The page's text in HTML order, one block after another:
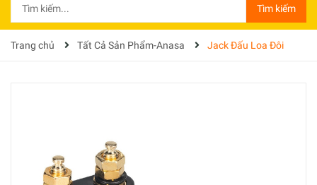
Tìm kiếm
Trang chủ Tất Cả Sản Phẩm-Anasa Jack Đấu Loa Đôi